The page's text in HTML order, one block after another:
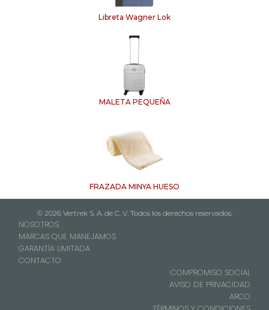
Libreta Wagner Lok
MALETA PEQUEÑA
FRAZADA MINYA HUESO
© 2026 Vertrek S. A. de C. V. Todos los derechos reservados.
NOSOTROS
MARCAS QUE MANEJAMOS
GARANTÍA LIMITADA
CONTACTO
COMPROMISO SOCIAL
AVISO DE PRIVACIDAD
ARCO